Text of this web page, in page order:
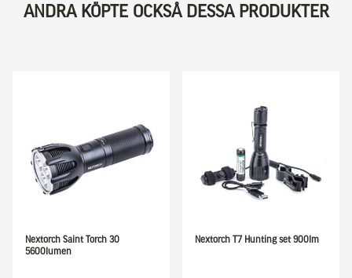
ANDRA KÖPTE OCKSÅ DESSA PRODUKTER
Nextorch Saint Torch 30
5600lumen
Nextorch T7 Hunting set 900lm